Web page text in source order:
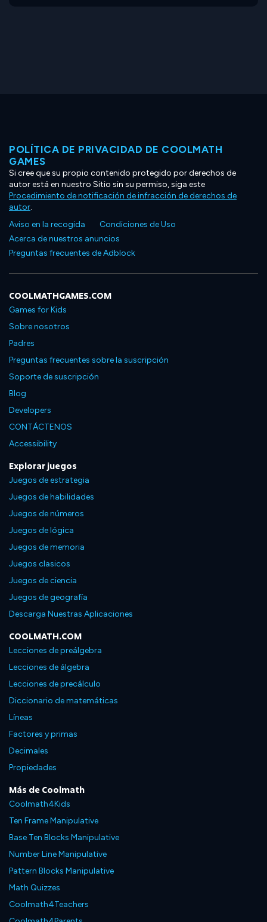
POLÍTICA DE PRIVACIDAD DE COOLMATH
GAMES
Si cree que su propio contenido protegido por derechos de
autor está en nuestro Sitio sin su permiso, siga este
Procedimiento de notificación de infracción de derechos de
autor.
Aviso en la recogida
Condiciones de Uso
Acerca de nuestros anuncios
Preguntas frecuentes de Adblock
COOLMATHGAMES.COM
Games for Kids
Sobre nosotros
Padres
Preguntas frecuentes sobre la suscripción
Soporte de suscripción
Blog
Developers
CONTÁCTENOS
Accessibility
Explorar juegos
Juegos de estrategia
Juegos de habilidades
Juegos de números
Juegos de lógica
Juegos de memoria
Juegos clasicos
Juegos de ciencia
Juegos de geografía
Descarga Nuestras Aplicaciones
COOLMATH.COM
Lecciones de preálgebra
Lecciones de álgebra
Lecciones de precálculo
Diccionario de matemáticas
Líneas
Factores y primas
Decimales
Propiedades
Más de Coolmath
Coolmath4Kids
Ten Frame Manipulative
Base Ten Blocks Manipulative
Number Line Manipulative
Pattern Blocks Manipulative
Math Quizzes
Coolmath4Teachers